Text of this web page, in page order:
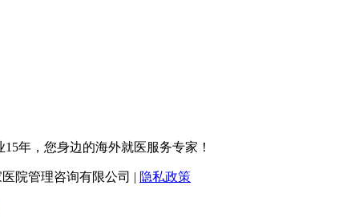
15年，您身边的海外就医服务专家！
医院管理咨询有限公司 | 隐私政策